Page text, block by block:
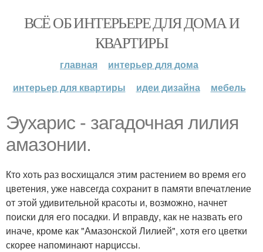
ВСЁ ОБ ИНТЕРЬЕРЕ ДЛЯ ДОМА И
КВАРТИРЫ
главная
интерьер для дома
интерьер для квартиры
идеи дизайна мебель
Эухарис - загадочная лилия
амазонии.
Кто хоть раз восхищался этим растением во время его
цветения, уже навсегда сохранит в памяти впечатление
от этой удивительной красоты и, возможно, начнет
поиски для его посадки. И вправду, как не назвать его
иначе, кроме как "Амазонской Лилией", хотя его цветки
скорее напоминают нарциссы.